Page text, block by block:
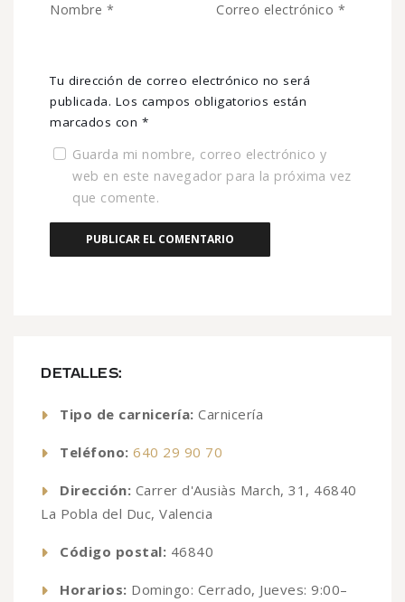
DETALLES:
Tipo de carnicería: Carnicería
Teléfono: 640 29 90 70
Dirección: Carrer d'Ausiàs March, 31, 46840
La Pobla del Duc, Valencia
Código postal: 46840
Horarios: Domingo: Cerrado, Jueves: 9:00–
Tu dirección de correo electrónico no será
publicada. Los campos obligatorios están
marcados con *
Nombre * Correo electrónico *
Guarda mi nombre, correo electrónico y
web en este navegador para la próxima vez
que comente.